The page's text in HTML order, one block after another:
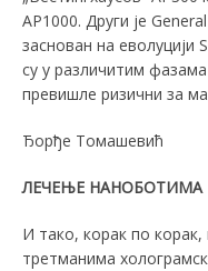
AP1000. Други је
заснован на еволуцији
су у различитим
превишле ризични за
Ђорђе Томашевић
ЛЕЧЕЊЕ НАНОБОТИМА
И тако, корак по
третманима